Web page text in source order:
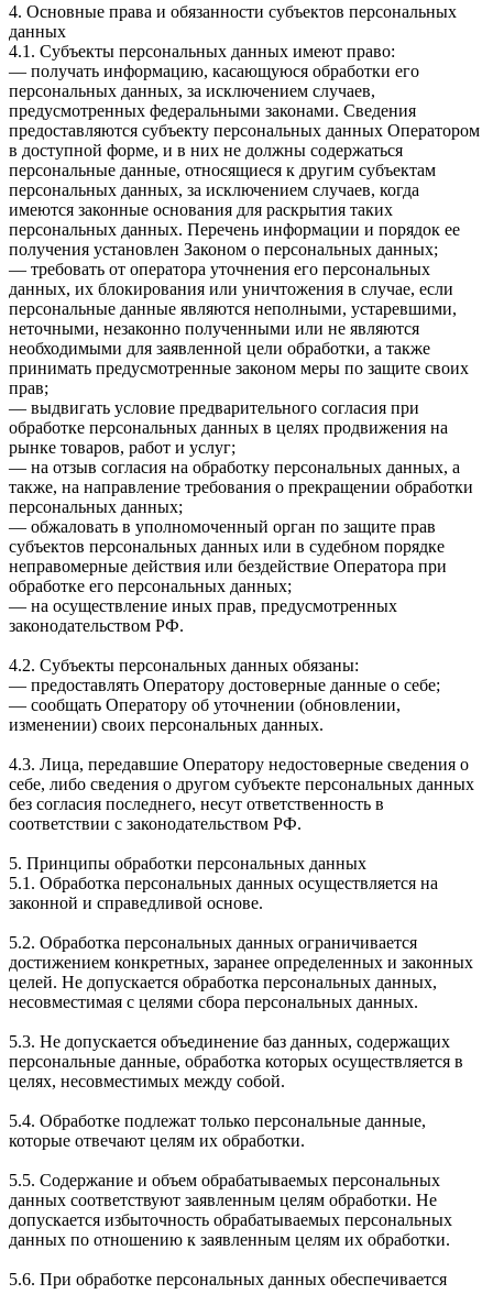
4. Основные права и обязанности субъектов персональных
данных
4.1. Субъекты персональных данных имеют право:
— получать информацию, касающуюся обработки его
персональных данных, за исключением случаев,
предусмотренных федеральными законами. Сведения
предоставляются субъекту персональных данных Оператором
в доступной форме, и в них не должны содержаться
персональные данные, относящиеся к другим субъектам
персональных данных, за исключением случаев, когда
имеются законные основания для раскрытия таких
персональных данных. Перечень информации и порядок ее
получения установлен Законом о персональных данных;
— требовать от оператора уточнения его персональных
данных, их блокирования или уничтожения в случае, если
персональные данные являются неполными, устаревшими,
неточными, незаконно полученными или не являются
необходимыми для заявленной цели обработки, а также
принимать предусмотренные законом меры по защите своих
прав;
— выдвигать условие предварительного согласия при
обработке персональных данных в целях продвижения на
рынке товаров, работ и услуг;
— на отзыв согласия на обработку персональных данных, а
также, на направление требования о прекращении обработки
персональных данных;
— обжаловать в уполномоченный орган по защите прав
субъектов персональных данных или в судебном порядке
неправомерные действия или бездействие Оператора при
обработке его персональных данных;
— на осуществление иных прав, предусмотренных
законодательством РФ.
4.2. Субъекты персональных данных обязаны:
— предоставлять Оператору достоверные данные о себе;
— сообщать Оператору об уточнении (обновлении,
изменении) своих персональных данных.
4.3. Лица, передавшие Оператору недостоверные сведения о
себе, либо сведения о другом субъекте персональных данных
без согласия последнего, несут ответственность в
соответствии с законодательством РФ.
5. Принципы обработки персональных данных
5.1. Обработка персональных данных осуществляется на
законной и справедливой основе.
5.2. Обработка персональных данных ограничивается
достижением конкретных, заранее определенных и законных
целей. Не допускается обработка персональных данных,
несовместимая с целями сбора персональных данных.
5.3. Не допускается объединение баз данных, содержащих
персональные данные, обработка которых осуществляется в
целях, несовместимых между собой.
5.4. Обработке подлежат только персональные данные,
которые отвечают целям их обработки.
5.5. Содержание и объем обрабатываемых персональных
данных соответствуют заявленным целям обработки. Не
допускается избыточность обрабатываемых персональных
данных по отношению к заявленным целям их обработки.
5.6. При обработке персональных данных обеспечивается